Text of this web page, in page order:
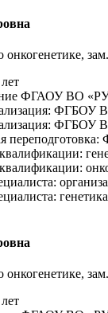
ФГАОУ ВО
ФГБОУ
ФГБОУ